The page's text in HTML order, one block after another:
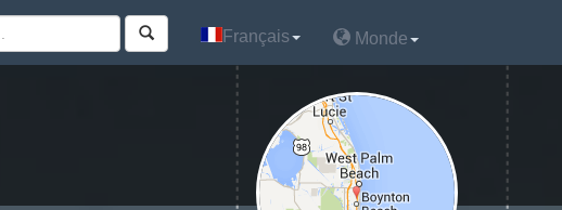
Français Monde
Français Monde